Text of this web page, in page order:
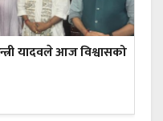
यादवले आज विश्वासको